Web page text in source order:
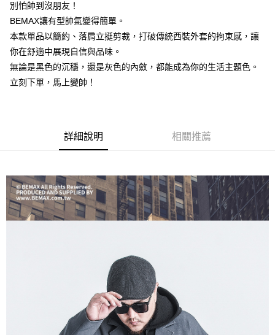
AFTEE先享後付是「在收到商品之後才付款」的支付方式。 讓您購物簡單
便利好安心！
１．簡單：不需註冊會員、不需綁卡、不需儲值。
２．便利：只要手機號碼，簡訊認證，即可結帳。
３．安心：先確認商品／服務後，再付款。
１．於結帳方式選擇「AFTEE先享後付」後，將跳轉至「AFTEE先享後付」
ATM／網路銀行／等多元方式進行付款，方視為交易完成。
※ 請注意：結帳手續完成當下不需立刻繳費，但若您需要取消訂單，請聯絡
購買商品的店家。未經商家同意取消之訂單仍視為有效，需透過AFTEE先享
※ 交易是否成功請以「AFTEE先享後付 」之結帳頁面顯示為準，若有關於
是否繳費成功／繳費後需取消欲退款等相關疑問，請聯繫「AFTEE先享後付
客戶支援中心」https://netprotections.freshdesk.com/support/home
【注意事項】
２．關於個人資料處理事宜，請瀏覽以下網址：
https://aftee.tw/terms/#terms3
３．未成年的使用者請事先徵得法定代理人或監護人之同意方可使用
「AFTEE先享後付」，若未經同意申辦者引起之損失，本公司不負相關責
４．使用「AFTEE先享後付」時，將依據個別帳號之用戶狀況，依本公司即
時審查核予不同之上限額度；若仍有額度不足之情形，本公司將視審查結果
ATM付款
運送方式
全家付款取貨
每筆NT$150
每筆NT$80，滿NT$1,200(含以上)免運費
別怕帥到沒朋友！
BEMAX讓有型帥氣變得簡單。
本款單品以簡約、落肩立挺剪裁，打破傳統西裝外套的拘束感，讓
你在舒適中展現自信與品味。
無論是黑色的沉穩，還是灰色的內斂，都能成為你的生活主題色。
立刻下單，馬上變帥！
詳細說明 相關推薦